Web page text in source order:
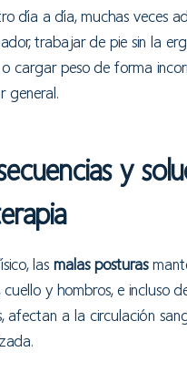
día a día, muchas veces
trabajar de pie sin la
cargar peso de forma
general.
y
las malas posturas
cuello y hombros, e incluso
afectan a la circulación